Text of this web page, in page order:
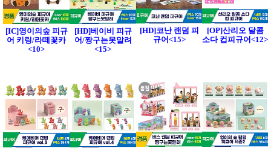
[IC]영이의숲 피규
어 키링/라떼꽃카
<10>
[HD]베이비 피규
어/짱구는못말려
<15>
[HD]코난 랜덤 피
규어<15>
[OP]산리오 달콤
소다 컵피규어<12>